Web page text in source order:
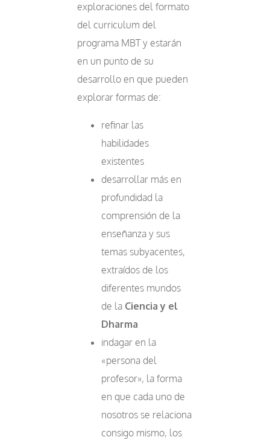
exploraciones del formato
del curriculum del
programa MBT y estarán
en un punto de su
desarrollo en que pueden
explorar formas de:
refinar las
habilidades
existentes
desarrollar más en
profundidad la
comprensión de la
enseñanza y sus
temas subyacentes,
extraídos de los
diferentes mundos
de la Ciencia y el
Dharma
indagar en la
«persona del
profesor», la forma
en que cada uno de
nosotros se relaciona
consigo mismo, los